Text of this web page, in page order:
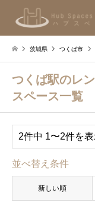
茨城県 つくば市
つくば駅のレ
スペース一覧
2件中 1〜2件を
並べ替え条件
新しい順